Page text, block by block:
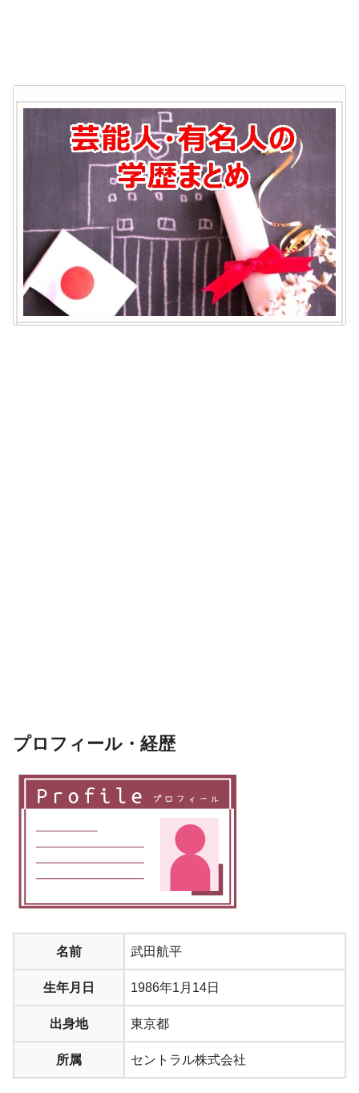
プロフィール・経歴
名前 武田航平
生年月日 1986年1月14日
出身地 東京都
所属 セントラル株式会社